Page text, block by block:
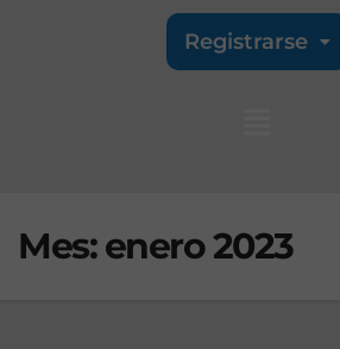
Registrarse
Mes:enero 2023